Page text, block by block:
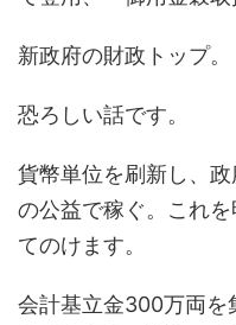
新政府の財政トップ。
恐ろしい話です。
貨幣単位を刷新し、
の公益で稼ぐ。これ
てのけます。
会計基立金300万両を